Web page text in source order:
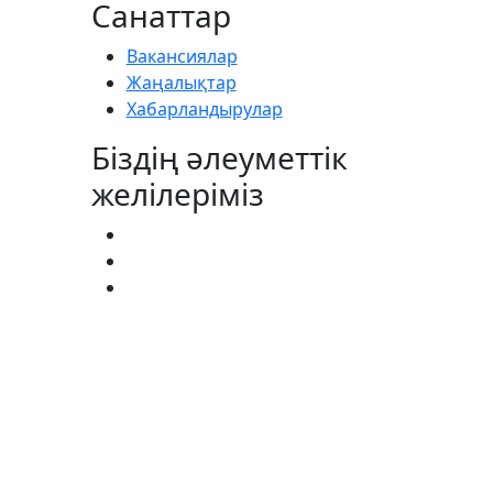
Санаттар
Вакансиялар
Жаңалықтар
Хабарландырулар
Біздің әлеуметтік
желілеріміз